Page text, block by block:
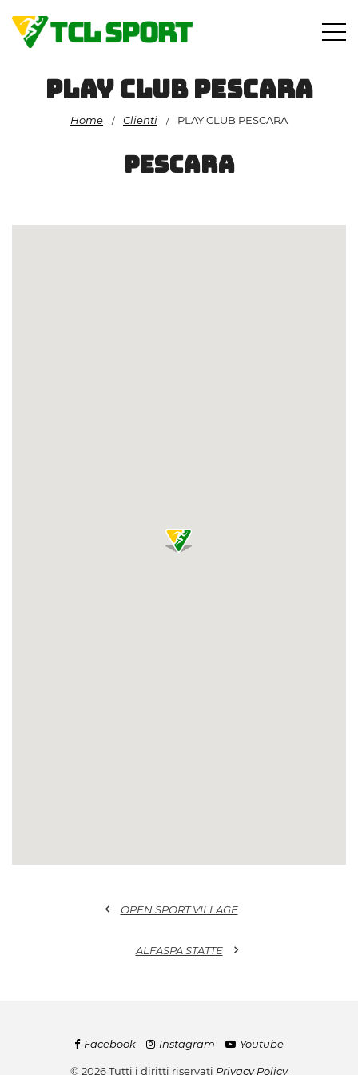
al
PLAY CLUB PESCARA
Home / Clienti / PLAY CLUB PESCARA
PESCARA
OPEN SPORT VILLAGE
chevron_left
ALFASPA STATTE chevron_right
Facebook Instagram Youtube
© 2026 Tutti i diritti riservati Privacy Policy